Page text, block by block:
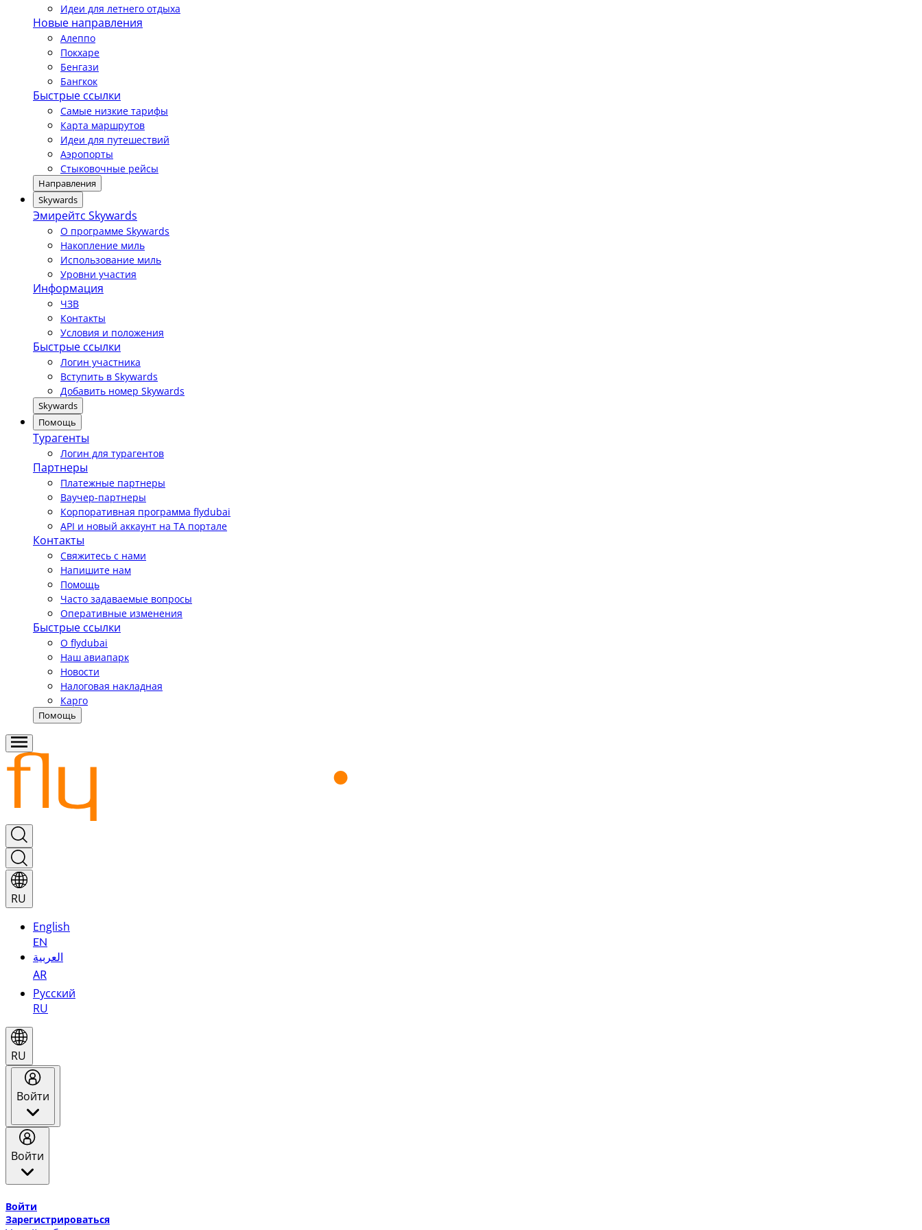
Идеи для летнего отдыха
Новые направления
Алеппо
Покхаре
Бенгази
Бангкок
Быстрые ссылки
Самые низкие тарифы
Карта маршрутов
Идеи для путешествий
Аэропорты
Стыковочные рейсы
Направления
Skywards
Эмирейтс Skywards
О программе Skywards
Накопление миль
Использование миль
Уровни участия
Информация
ЧЗВ
Контакты
Условия и положения
Быстрые ссылки
Логин участника
Вступить в Skywards
Добавить номер Skywards
Skywards
Помощь
Турагенты
Логин для турагентов
Партнеры
Платежные партнеры
Ваучер-партнеры
Корпоративная программа flydubai
API и новый аккаунт на TA портале
Контакты
Свяжитесь с нами
Напишите нам
Помощь
Часто задаваемые вопросы
Оперативные изменения
Быстрые ссылки
О flydubai
Наш авиапарк
Новости
Налоговая накладная
Карго
Помощь
RU
English
EN
العربية
AR
Русский
RU
RU
Войти
Войти
Войти
Зарегистрироваться